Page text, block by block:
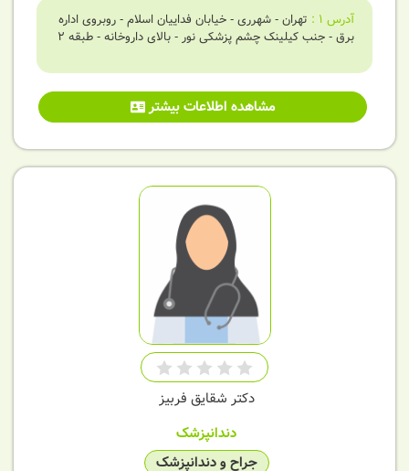
آدرس 1
: تهران - شهرری - خیابان فداییان اسلام - روبروی اداره
برق - جنب کیلینک چشم پزشکی نور - بالای داروخانه - طبقه 2
مشاهده اطلاعات بیشتر
دکتر شقایق فربیز
دندانپزشک
جراح و دندانپزشک